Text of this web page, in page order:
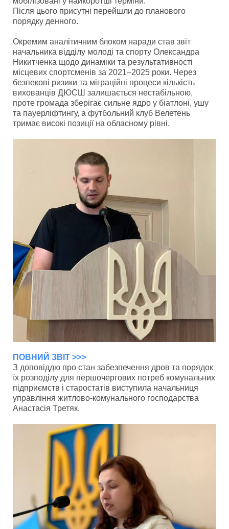
Після цього присутні перейшли до планового
порядку денного.
Окремим аналітичним блоком наради став звіт
начальника відділу молоді та спорту Олександра
Никитченка щодо динаміки та результативності
місцевих спортсменів за 2021–2025 роки. Через
безпекові ризики та міграційні процеси кількість
вихованців ДЮСШ залишається нестабільною,
проте громада зберігає сильне ядро у біатлоні, ушу
та пауерліфтингу, а футбольний клуб Велетень
тримає високі позиції на обласному рівні.
ПОВНИЙ ЗВІТ >>>
З доповіддю про стан забезпечення дров та порядок
їх розподілу для першочергових потреб комунальних
підприємств і старостатів виступила начальниця
управління житлово-комунального господарства
Анастасія Третяк.